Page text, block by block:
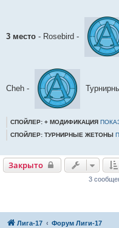
3 место - Rosebird -
Cheh -
СПОЙЛЕР: + МОДИФИКАЦИЯ
СПОЙЛЕР: ТУРНИРНЫЕ ЖЕТОНЫ
Закрыто
3
Лига-17 Форум Лиги-17